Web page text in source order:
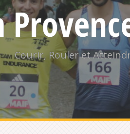
Courir, Rouler et